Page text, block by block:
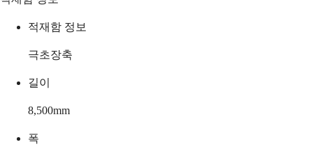
적재함 정보
극초장축
길이
8,500mm
폭